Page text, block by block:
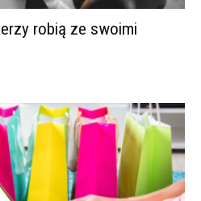
robią ze swoimi